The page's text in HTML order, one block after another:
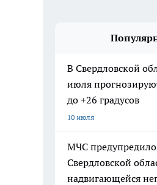
В Свердловской
июля
до +26 градусов
10 июля
МЧС
Свердловской
надвигающейся